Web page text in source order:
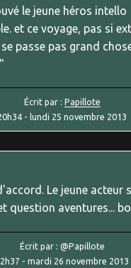
le jeune héros intello
et ce voyage, pas si
passe pas grand
Écrit par : Papillote
- lundi 25 novembre 2013
Le jeune acteur
question aventures...
Écrit par : @Papillote
-mardi 26 novembre 2013